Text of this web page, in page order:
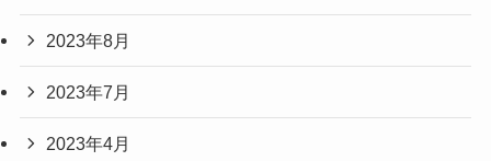
2023年8月
2023年7月
2023年4月